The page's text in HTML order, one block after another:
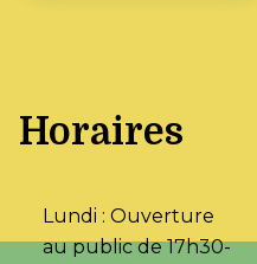
Horaires
Lundi : Ouverture
au public de 17h30-